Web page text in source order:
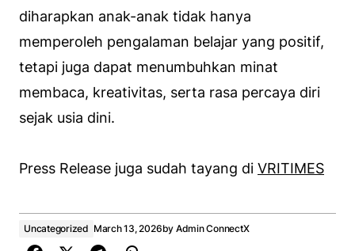
diharapkan anak-anak tidak hanya
memperoleh pengalaman belajar yang positif,
tetapi juga dapat menumbuhkan minat
membaca, kreativitas, serta rasa percaya diri
sejak usia dini.
Press Release juga sudah tayang di VRITIMES
Uncategorized March 13, 2026by Admin ConnectX